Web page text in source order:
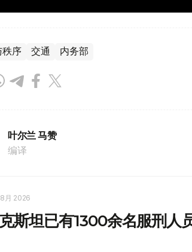
秩序 交通 内务部
叶尔兰 马赞
编译
月 2026
斯坦已有1300余名服刑人